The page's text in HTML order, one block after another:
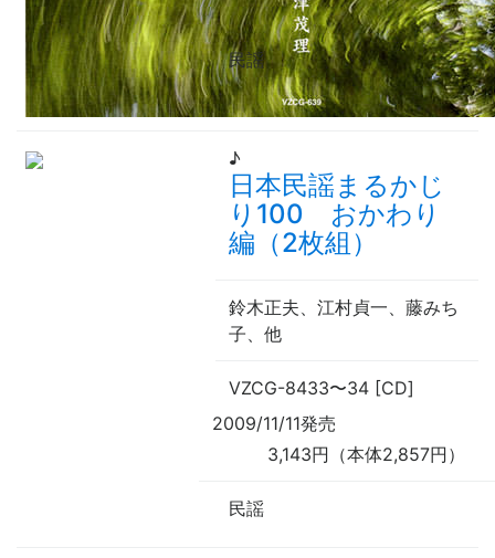
民謡
♪
日本民謡まるかじ
り100 おかわり
編（2枚組）
鈴木正夫、江村貞一、藤みち
子、 他
VZCG-8433〜34 [CD]
2009/11/11発売
3,143円（本体2,857円）
民謡